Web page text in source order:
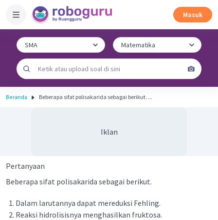
Masuk
Beranda Beberapa sifat polisakarida sebagai berikut. ...
Iklan
Pertanyaan
Beberapa sifat polisakarida sebagai berikut.
Dalam larutannya dapat mereduksi Fehling.
Reaksi hidrolisisnya menghasilkan fruktosa.